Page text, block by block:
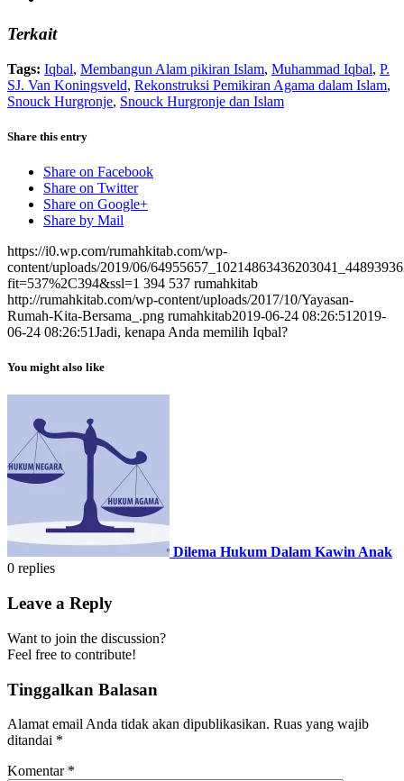
Terkait
Tags: Iqbal, Membangun Alam pikiran Islam, Muhammad Iqbal, P.
SJ. Van Koningsveld, Rekonstruksi Pemikiran Agama dalam Islam,
Snouck Hurgronje, Snouck Hurgronje dan Islam
Share this entry
Share on Facebook
Share on Twitter
Share on Google+
Share by Mail
https://i0.wp.com/rumahkitab.com/wp-
content/uploads/2019/06/
fit=537%2C394&ssl=1 394 537 rumahkitab
http://rumahkitab.com/wp-content/uploads/2017/10/Yayasan-
Rumah-Kita-Bersama_.png rumahkitab2019-06-24 08:26:51 2019-
06-24 08:26:51Jadi, kenapa Anda memilih Iqbal?
You might also like
Dilema Hukum Dalam Kawin Anak
0 replies
Leave a Reply
Want to join the discussion?
Feel free to contribute!
Tinggalkan Balasan
Alamat email Anda tidak akan dipublikasikan. Ruas yang wajib
ditandai *
Komentar *